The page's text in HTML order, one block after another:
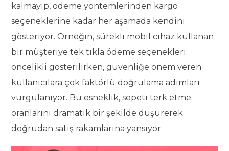
kalmayıp, ödeme yöntemlerinden kargo
seçeneklerine kadar her aşamada kendini
gösteriyor. Örneğin, sürekli mobil cihaz kullanan
bir müşteriye tek tıkla ödeme seçenekleri
öncelikli gösterilirken, güvenliğe önem veren
kullanıcılara çok faktörlü doğrulama adımları
vurgulanıyor. Bu esneklik, sepeti terk etme
oranlarını dramatik bir şekilde düşürerek
doğrudan satış rakamlarına yansıyor.